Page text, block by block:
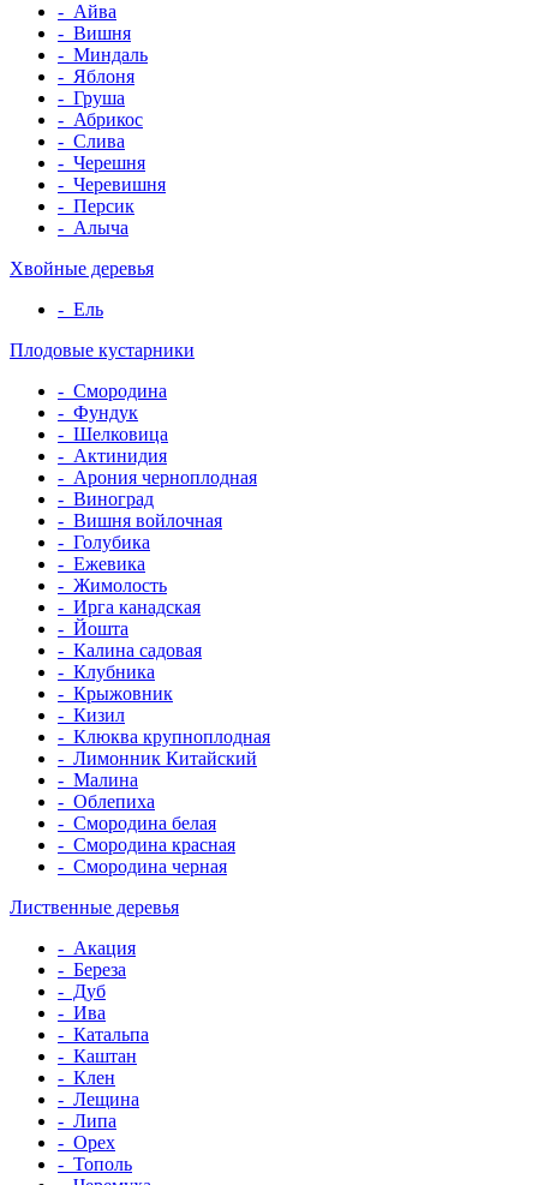
- Айва
- Вишня
- Миндаль
- Яблоня
- Груша
- Абрикос
- Слива
- Черешня
- Черевишня
- Персик
- Алыча
Хвойные деревья
- Ель
Плодовые кустарники
- Смородина
- Фундук
- Шелковица
- Актинидия
- Арония черноплодная
- Виноград
- Вишня войлочная
- Голубика
- Ежевика
- Жимолость
- Ирга канадская
- Йошта
- Калина садовая
- Клубника
- Крыжовник
- Кизил
- Клюква крупноплодная
- Лимонник Китайский
- Малина
- Облепиха
- Смородина белая
- Смородина красная
- Смородина черная
Лиственные деревья
- Акация
- Береза
- Дуб
- Ива
- Катальпа
- Каштан
- Клен
- Лещина
- Липа
- Орех
- Тополь